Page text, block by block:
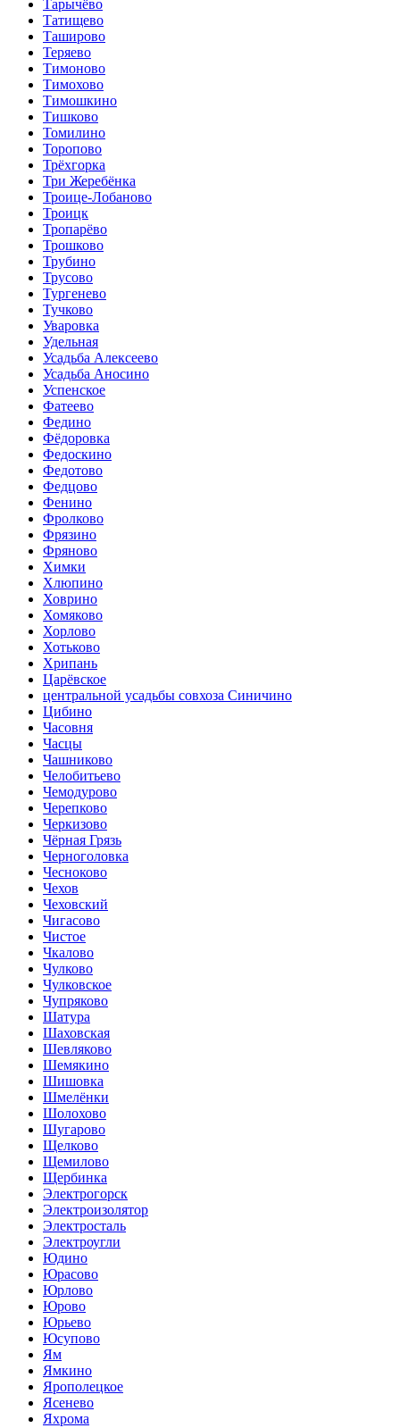
Тарычёво
Татищево
Таширово
Теряево
Тимоново
Тимохово
Тимошкино
Тишково
Томилино
Торопово
Трёхгорка
Три Жеребёнка
Троице-Лобаново
Троицк
Тропарёво
Трошково
Трубино
Трусово
Тургенево
Тучково
Уваровка
Удельная
Усадьба Алексеево
Усадьба Аносино
Успенское
Фатеево
Федино
Фёдоровка
Федоскино
Федотово
Федцово
Фенино
Фролково
Фрязино
Фряново
Химки
Хлюпино
Ховрино
Хомяково
Хорлово
Хотьково
Хрипань
Царёвское
центральной усадьбы совхоза Синичино
Цибино
Часовня
Часцы
Чашниково
Челобитьево
Чемодурово
Черепково
Черкизово
Чёрная Грязь
Черноголовка
Чесноково
Чехов
Чеховский
Чигасово
Чистое
Чкалово
Чулково
Чулковское
Чупряково
Шатура
Шаховская
Шевляково
Шемякино
Шишовка
Шмелёнки
Шолохово
Шугарово
Щелково
Щемилово
Щербинка
Электрогорск
Электроизолятор
Электросталь
Электроугли
Юдино
Юрасово
Юрлово
Юрово
Юрьево
Юсупово
Ям
Ямкино
Ярополецкое
Ясенево
Яхрома